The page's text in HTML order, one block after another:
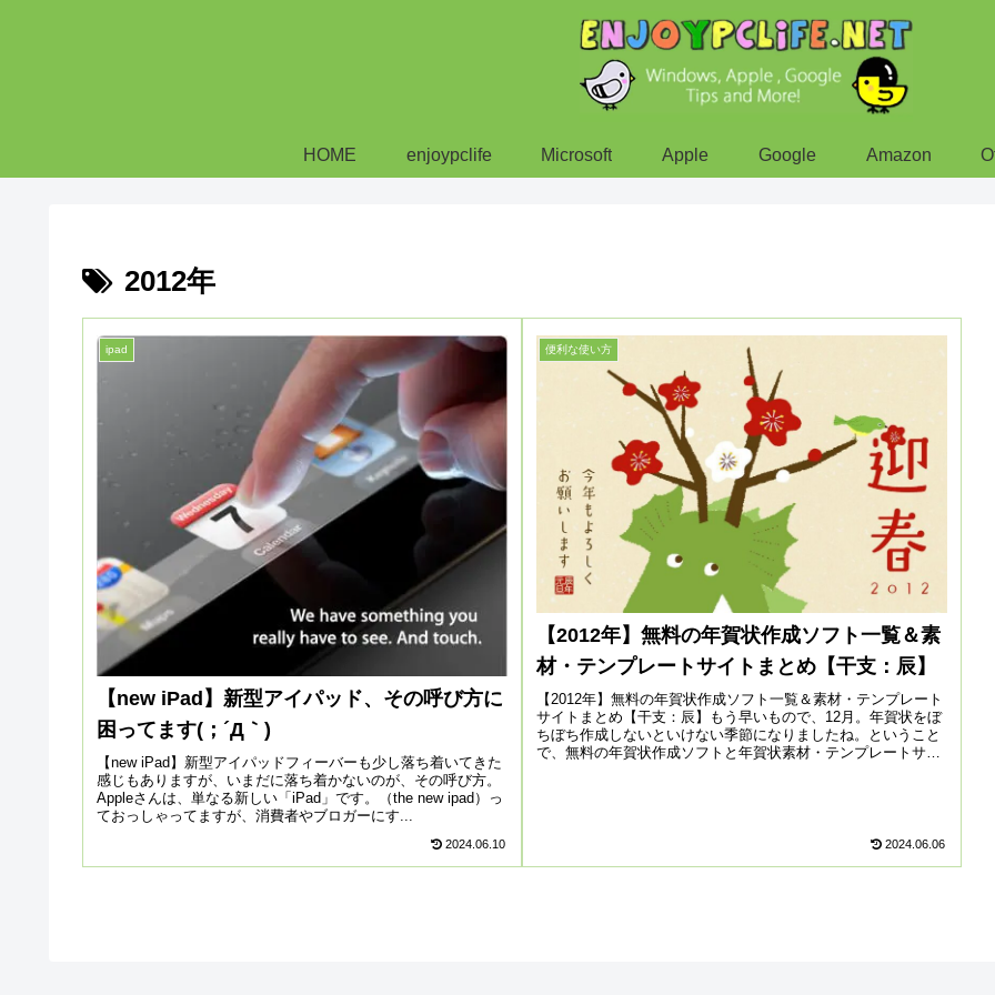
HOME enjoypclife Microsoft Apple Google Amazon
2012年
ipad
【new iPad】新型アイパッド、その呼び方に
困ってます(；´Д｀)
【new iPad】新型アイパッドフィーバーも少し落ち着いてきた
感じもありますが、いまだに落ち着かないのが、その呼び方。
Appleさんは、単なる新しい「iPad」です。（the new ipad）っ
ておっしゃってますが、消費者やブロガーにす...
2024.06.10
便利な使い方
【2012年】無料の年賀状作成ソフト一覧＆素
材・テンプレートサイトまとめ【干支：辰】
【2012年】無料の年賀状作成ソフト一覧＆素材・テンプレート
サイトまとめ【干支：辰】もう早いもので、12月。年賀状をぼ
ちぼち作成しないといけない季節になりましたね。ということ
で、無料の年賀状作成ソフトと年賀状素材・テンプレートサイ
2024.06.06